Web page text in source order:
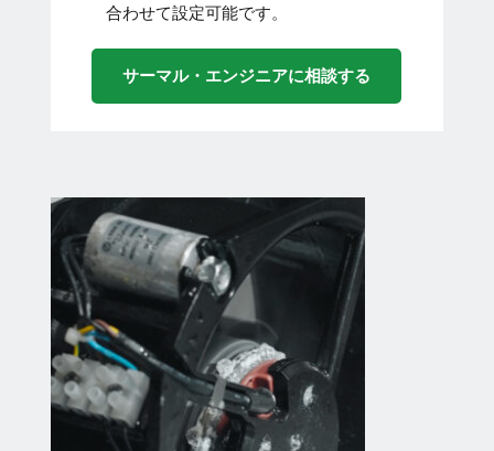
合わせて設定可能です。
サーマル・エンジニアに相談する